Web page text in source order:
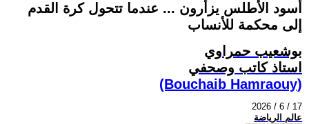
أسود الأطلس يزأرون ... عندما تتحول كرة القدم
إلى محكمة للأنساب
بوشعيب حمراوي
استاذ كاتب وصحفي
(Bouchaib Hamraouy)
2026 / 6 / 17
عالم الرياضة